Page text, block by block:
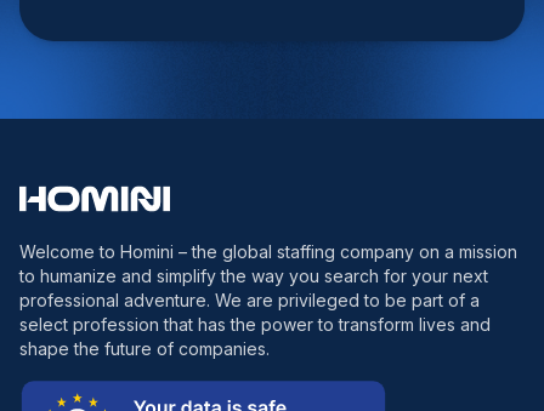
Welcome to Homini – the global staffing company on a mission
to humanize and simplify the way you search for your next
professional adventure. We are privileged to be part of a
select profession that has the power to transform lives and
shape the future of companies.